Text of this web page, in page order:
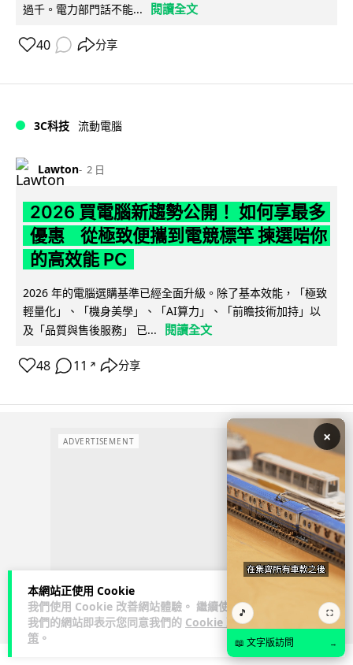
本網站正使用 Cookie
我們使用 Cookie 改善網站體驗。 繼續使用
我們的網站即表示您同意我們的 Cookie 政
策 。
過千。電力部門話不能...
閱讀全文
40 分享
3C科技 流動電腦
Lawton 2 日
2026 買電腦新趨勢公開！ 如何享最多
優惠 從極致便攜到電競標竿 揀選啱你
的高效能 PC
2026 年的電腦選購基準已經全面升級。除了基本效能，「極致
輕量化」、「機身美學」、「AI算力」、「前瞻技術加持」以
及「品質與售後服務」 已...
閱讀全文
48 11 ↗ 分享
ADVERTISEMENT ×
🎵 ⛶
📖 文字版訪問 →